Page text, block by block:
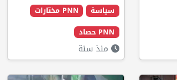
PNN مختارات